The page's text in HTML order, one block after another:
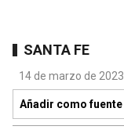
SANTA FE
14 de marzo de
Añadir como fuente